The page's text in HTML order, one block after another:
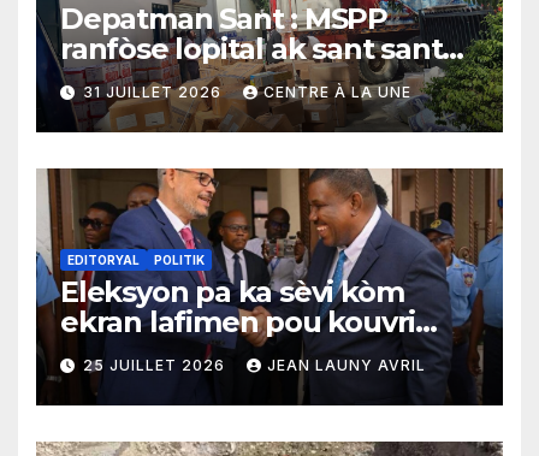
Depatman Sant : MSPP
ranfòse lopital ak sant sante
yo ak yon enpòtan kagezon
materyèl medikal
31 JUILLET 2026 CENTRE À LA UNE
EDITORYAL POLITIK
Eleksyon pa ka sèvi kòm
ekran lafimen pou kouvri
echèk tranzisyon an
25 JUILLET 2026 JEAN LAUNY AVRIL